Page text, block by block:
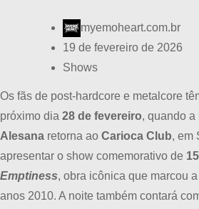
myemoheart.com.br
19 de fevereiro de 2026
Shows
Os fãs de post-hardcore e metalcore
próximo dia 28 de fevereiro, quando a
Alesana retorna ao Carioca Club, em
apresentar o show comemorativo de
Emptiness, obra icônica que marcou
anos 2010. A noite também contará